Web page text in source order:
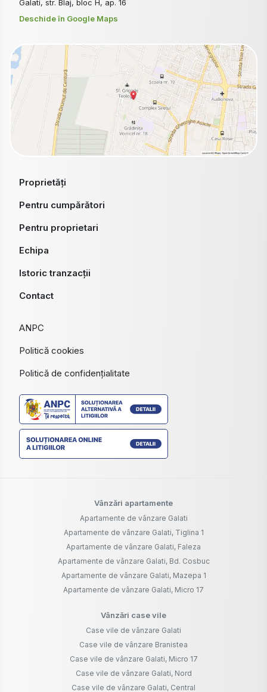
Galati, str. Blaj, bloc H, ap. 16
Deschide în Google Maps
Proprietăți
Pentru cumpărători
Pentru proprietari
Echipa
Istoric tranzacții
Contact
ANPC
Politică cookies
Politică de confidențialitate
Vânzări apartamente
Apartamente de vânzare Galati
Apartamente de vânzare Galati, Tiglina 1
Apartamente de vânzare Galati, Faleza
Apartamente de vânzare Galati, Bd. Cosbuc
Apartamente de vânzare Galati, Mazepa 1
Apartamente de vânzare Galati, Micro 17
Vânzări case vile
Case vile de vânzare Galati
Case vile de vânzare Branistea
Case vile de vânzare Galati, Micro 17
Case vile de vânzare Galati, Nord
Case vile de vânzare Galati, Central